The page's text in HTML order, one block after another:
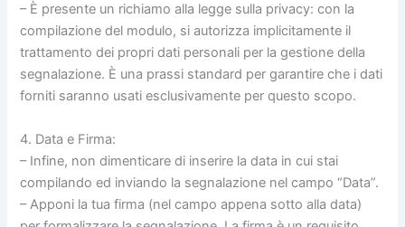
– È presente un richiamo alla legge sulla privacy: con la
compilazione del modulo, si autorizza implicitamente il
trattamento dei propri dati personali per la gestione della
segnalazione. È una prassi standard per garantire che i dati
forniti saranno usati esclusivamente per questo scopo.
4. Data e Firma:
– Infine, non dimenticare di inserire la data in cui stai
compilando ed inviando la segnalazione nel campo “Data”.
– Apponi la tua firma (nel campo appena sotto alla data)